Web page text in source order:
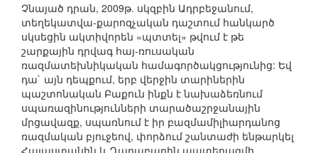
Չնայած դրան, 2009թ. սկզբին Ադրբեջանում,
տեղեկատվա-քարոզչական դաշտում հանկարծ
սկսեցին ակտիվորեն «պտտել» թվում է թե
շարքային դրվագ հայ-ռուսական
ռազմատեխնիկական համագործակցությունից: Եվ
դա` այն դեպքում, երբ վերջին տարիներին
պաշտոնական Բաքուն ինքն է նախաձեռնում
սպառազինությունների տարածաշրջանային
մրցավազք, սպառնում է իր բազմամիլիարդանոց
ռազմական բյուջեով, փորձում շանտաժի ենթարկել